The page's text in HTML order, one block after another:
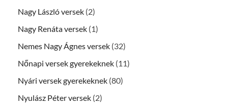
Nagy László versek (2)
Nagy Renáta versek (1)
Nemes Nagy Ágnes versek (32)
Nőnapi versek gyerekeknek (11)
Nyári versek gyerekeknek (80)
Nyulász Péter versek (2)